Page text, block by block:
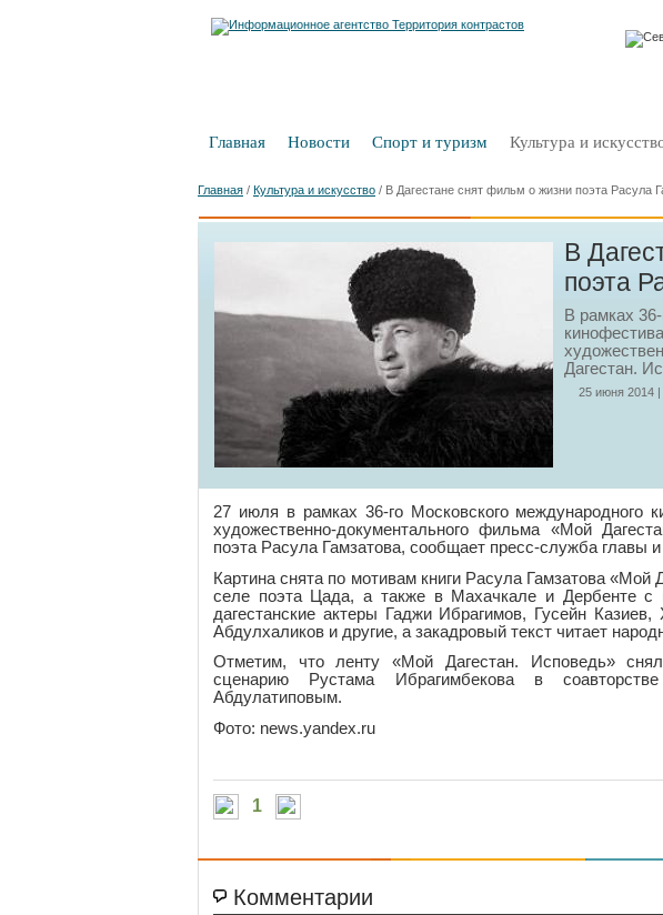
Главная Новости Спорт и туризм Культура и
Главная / Культура и искусство / В Дагестане снят фильм о жизни поэта Расула
В
поэта
В рамках
Дагестан.
25 июня 2014 |
27 июля в рамках 36-го Московского международного
художественно-документального фильма «Мой
поэта Расула Гамзатова, сообщает пресс-служба главы и
Картина снята по мотивам книги Расула Гамзатова
селе поэта Цада, а также в Махачкале и Дербенте
дагестанские актеры Гаджи Ибрагимов, Гусейн
Абдулхаликов и другие, а закадровый текст читает
Отметим, что ленту «Мой Дагестан. Исповедь»
сценарию Рустама Ибрагимбекова в
Абдулатиповым.
Фото: news.yandex.ru
1
Комментарии